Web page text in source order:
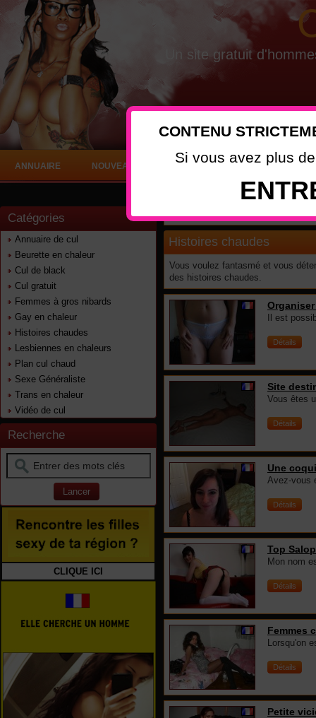
CONTENU
Si vous avez plus
Un site gratuit
ANNUAIRE NOUVEAUTÉS
Catégories
Annuaire de cul
Beurette en chaleur
Cul de black
Cul gratuit
Femmes à gros nibards
Gay en chaleur
Histoires chaudes
Lesbiennes en chaleurs
Plan cul chaud
Sexe Généraliste
Trans en chaleur
Vidéo de cul
Recherche
CLIQUE ICI
Annuaire>Histoires chaudes
Histoires chaudes
Vous voulez fantasmé et vous
des histoires chaudes.
Il est
Détails
Site
Vous êtes
Détails
Une
Avez-vous
Détails
Top
Mon nom
Détails
Femmes
Lorsqu'on
Détails
Petite